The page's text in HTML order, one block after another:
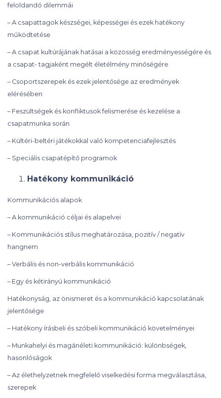
feloldandó dilemmái
– A csapattagok készségei, képességei és ezek hatékony
működtetése
– A csapat kultúrájának hatásai a közösség eredményességére és
a csapat- tagjaként megélt életélmény minőségére
– Csoportszerepek és ezek jelentősége az eredmények
elérésében
– Feszültségek és konfliktusok felismerése és kezelése a
csapatmunka során
– Kültéri-beltéri játékokkal való kompetenciafejlesztés
– Speciális csapatépítő programok
Hatékony kommunikáció
Kommunikációs alapok
– A kommunikáció céljai és alapelvei
– Kommunikációs stílus meghatározása, pozitív / negatív
hangnem
– Verbális és non-verbális kommunikáció
– Egy és kétirányú kommunikáció
Hatékonyság, az önismeret és a kommunikáció kapcsolatának
jelentősége
– Hatékony írásbeli és szóbeli kommunikáció követelményei
– Munkahelyi és magánéleti kommunikáció: különbségek,
hasonlóságok
– Az élethelyzetnek megfelelő viselkedési forma megválasztása,
szerepek